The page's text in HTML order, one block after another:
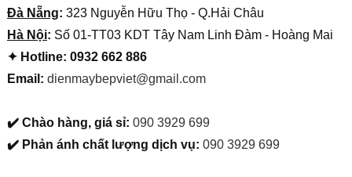
Đà Nẵng: 323 Nguyễn Hữu Thọ - Q.Hải Châu
Hà Nội: Số 01-TT03 KDT Tây Nam Linh Đàm - Hoàng Mai
✦ Hotline: 0932 662 886
Email: dienmaybepviet@gmail.com
✔️ Chào hàng, giá sỉ: 090 3929 699
✔️ Phản ánh chất lượng dịch vụ: 090 3929 699